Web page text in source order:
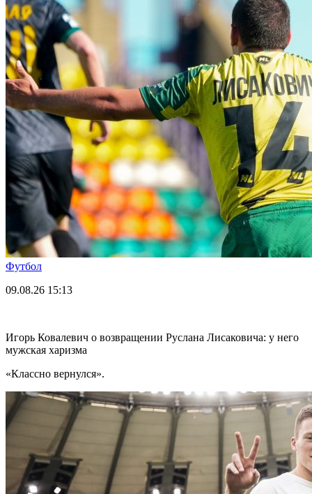
Футбол
09.08.26 15:13
Игорь Ковалевич о возвращении Руслана Лисаковича: у него
мужская харизма
«Классно вернулся».